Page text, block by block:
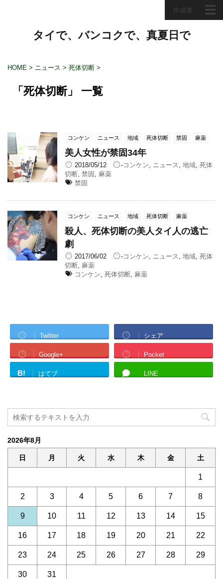
作成者
タイで、バンコクで、真夏日で
HOME > ニュース > 死体切断 >
「死体切断」 一覧
コンケン ニュース 地域 死体切断 禁固 麻薬
美人女性が禁固34年
2018/05/12 -コンケン ニュース 地域, 死体
切断 禁固
麻薬
禁固
コンケン ニュース 地域 死体切断 麻薬
殺人、死体切断の美人タイ人の逃亡
劇
2017/06/02 -コンケン ニュース 地域, 死体
切断 麻薬
コンケン ,死体切断 麻薬
Twitter シェア
Google+ Pocket
B! はてブ LINE
2026年8月
日 月 火 水 木 金 土
1
2 3 4 5 6 7 8
9 10 11 12 13 14 15
16 17 18 19 20 21 22
23 24 25 26 27 28 29
30
31